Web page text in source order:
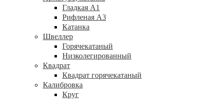
Гладкая А1
Рифленая А3
Катанка
Швеллер
Горячекатаный
Низколегированный
Квадрат
Квадрат горячекатаный
Калибровка
Круг